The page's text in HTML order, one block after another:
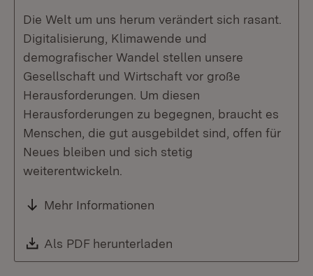
Die Welt um uns herum verändert sich rasant.
Digitalisierung, Klimawende und
demografischer Wandel stellen unsere
Gesellschaft und Wirtschaft vor große
Herausforderungen. Um diesen
Herausforderungen zu begegnen, braucht es
Menschen, die gut ausgebildet sind, offen für
Neues bleiben und sich stetig
weiterentwickeln.
Mehr Informationen
Download:
Als PDF herunterladen